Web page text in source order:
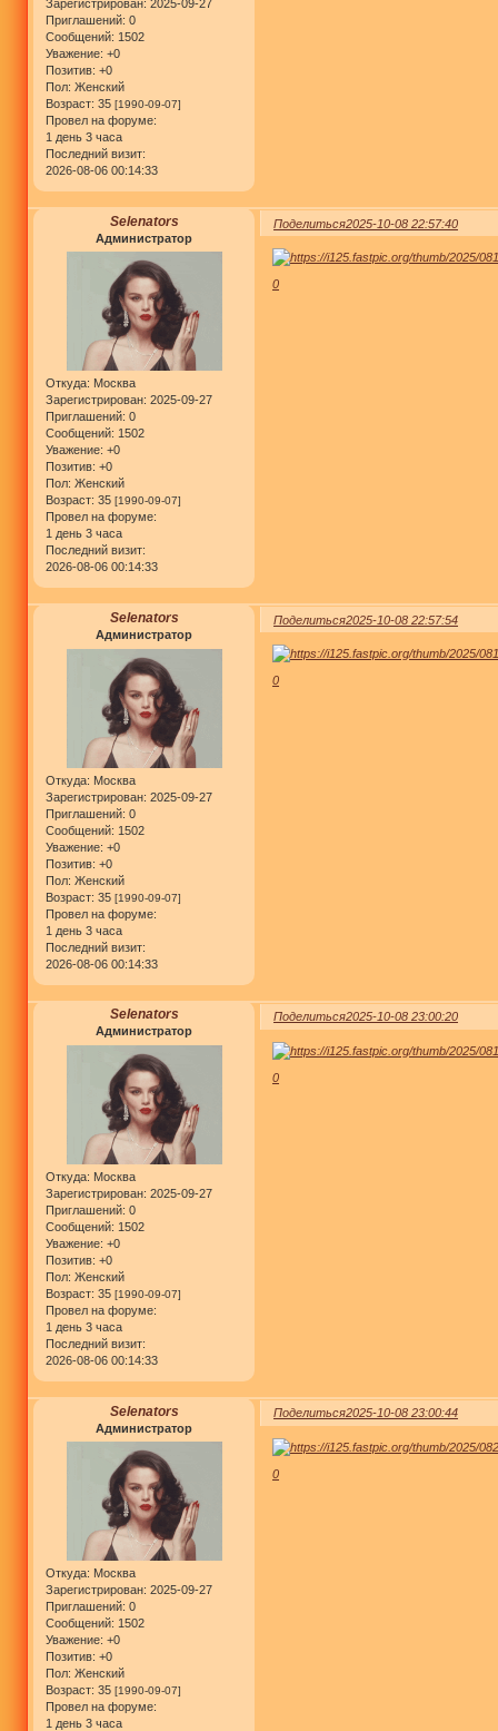
Зарегистрирован: 2025-09-27
Приглашений: 0
Сообщений: 1502
Уважение: +0
Позитив: +0
Пол: Женский
Возраст: 35 [1990-09-07]
Провел на форуме:
1 день 3 часа
Последний визит:
2026-08-06 00:14:33
Поделиться2025-10-08 22:57:40
Selenators
Администратор
Откуда: Москва
Зарегистрирован: 2025-09-27
Приглашений: 0
Сообщений: 1502
Уважение: +0
Позитив: +0
Пол: Женский
Возраст: 35 [1990-09-07]
Провел на форуме:
1 день 3 часа
Последний визит:
2026-08-06 00:14:33
0
Поделиться2025-10-08 22:57:54
Selenators
Администратор
Откуда: Москва
Зарегистрирован: 2025-09-27
Приглашений: 0
Сообщений: 1502
Уважение: +0
Позитив: +0
Пол: Женский
Возраст: 35 [1990-09-07]
Провел на форуме:
1 день 3 часа
Последний визит:
2026-08-06 00:14:33
0
Поделиться2025-10-08 23:00:20
Selenators
Администратор
Откуда: Москва
Зарегистрирован: 2025-09-27
Приглашений: 0
Сообщений: 1502
Уважение: +0
Позитив: +0
Пол: Женский
Возраст: 35 [1990-09-07]
Провел на форуме:
1 день 3 часа
Последний визит:
2026-08-06 00:14:33
0
Поделиться2025-10-08 23:00:44
Selenators
Администратор
Откуда: Москва
Зарегистрирован: 2025-09-27
Приглашений: 0
Сообщений: 1502
Уважение: +0
Позитив: +0
Пол: Женский
Возраст: 35 [1990-09-07]
Провел на форуме:
1 день 3 часа
0